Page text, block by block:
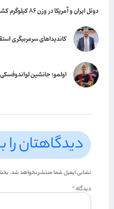
دوئل ایران و آمریکا در وزن ۸۶ کیلوگرم کشتی آزاد
کاندیداهای سرمربیگری
اولمو؛ جانشین لواندوفسکی در
دیدگاهتان را
نشانی ایمیل شما منتشر نخواهد شد.
دیدگاه*